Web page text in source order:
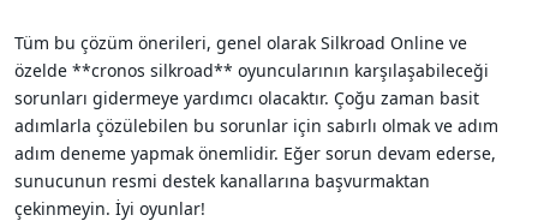
Tüm bu çözüm önerileri, genel olarak Silkroad Online ve
özelde **cronos silkroad** oyuncularının karşılaşabileceği
sorunları gidermeye yardımcı olacaktır. Çoğu zaman basit
adımlarla çözülebilen bu sorunlar için sabırlı olmak ve adım
adım deneme yapmak önemlidir. Eğer sorun devam ederse,
sunucunun resmi destek kanallarına başvurmaktan
çekinmeyin. İyi oyunlar!